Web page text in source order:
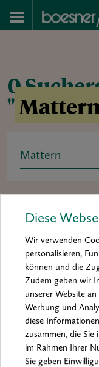
Diese
Wir verwenden
personalisieren,
können und die
Zudem geben wir
unserer Website
Werbung und
diese
zusammen, die Sie
im Rahmen Ihrer
Sie geben
0
" Mattern
Search
for:
Rubrik: Ausstellung
Kunst &
Materialkunde Mein
Archiv: 2026 2025